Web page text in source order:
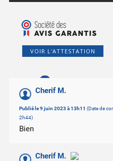
VOIR L'ATTESTATION
9/10
Basé sur 4 avis
Cherif M.
Publié le 9 juin 2023 à 13h11 (Date de
2h44)
Bien
Cherif M.